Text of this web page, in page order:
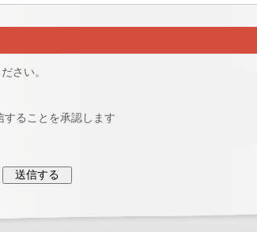
さい。
することを承認します